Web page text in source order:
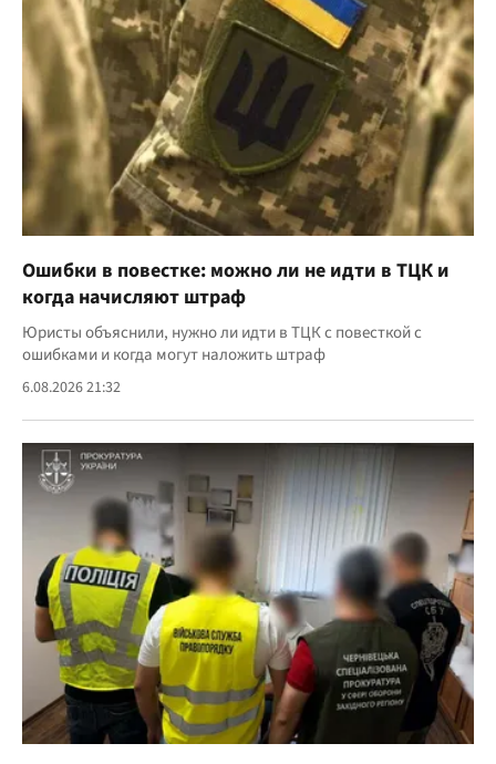
Ошибки в повестке: можно ли не идти в ТЦК и
когда начисляют штраф
Юристы объяснили, нужно ли идти в ТЦК с повесткой с
ошибками и когда могут наложить штраф
6.08.2026 21:32